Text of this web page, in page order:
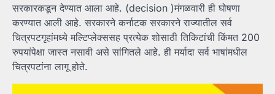
सरकारकडून देण्यात आला आहे. (decision )मंगळवारी ही घोषणा
करण्यात आली आहे. सरकारने कर्नाटक सरकारने राज्यातील सर्व
चित्रपटगृहांमध्ये मल्टिप्लेक्ससह प्रत्येक शोसाठी तिकिटांची किंमत 200
रुपयांपेक्षा जास्त नसावी असे सांगितले आहे. ही मर्यादा सर्व भाषांमधील
चित्रपटांना लागू होते.